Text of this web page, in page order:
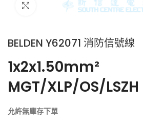
Click to enlarge
BELDEN Y62071 消防信號線
1x2x1.50mm²
MGT/XLP/OS/LSZH
允許無庫存下單